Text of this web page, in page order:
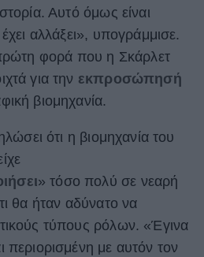
Αυτό όμως είναι
αλλάξει», υπογράμμισε.
φορά που η Σκάρλετ
για την εκπροσώπησή
βιομηχανία.
ότι η βιομηχανία του
» τόσο πολύ σε νεαρή
θα ήταν αδύνατο να
τύπους ρόλων. «Έγινα
περιορισμένη με αυτόν τον